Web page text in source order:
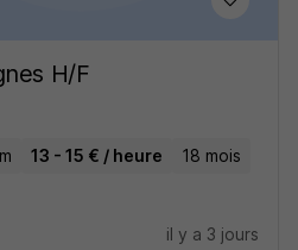
H/F
13 - 15 € / heure 18 mois
il y a 3 jours